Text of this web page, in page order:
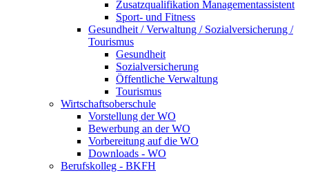
Zusatzqualifikation Managementassistent
Sport- und Fitness
Gesundheit / Verwaltung / Sozialversicherung /
Tourismus
Gesundheit
Sozialversicherung
Öffentliche Verwaltung
Tourismus
Wirtschaftsoberschule
Vorstellung der WO
Bewerbung an der WO
Vorbereitung auf die WO
Downloads - WO
Berufskolleg - BKFH